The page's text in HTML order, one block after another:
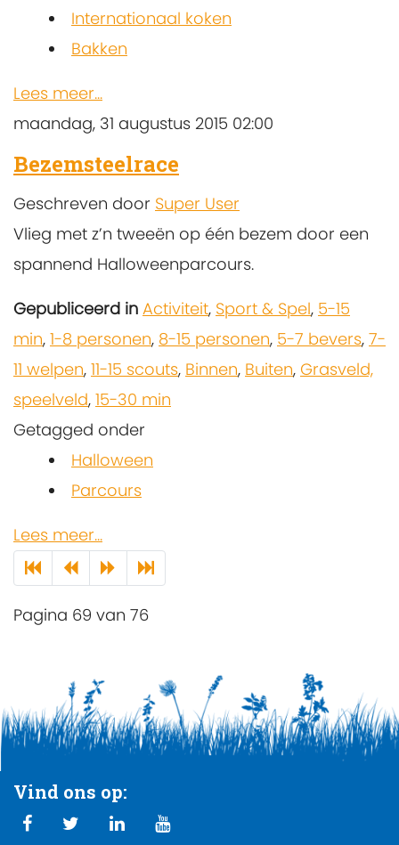
Internationaal koken
Bakken
Lees meer...
maandag, 31 augustus 2015 02:00
Bezemsteelrace
Geschreven door Super User
Vlieg met z’n tweeën op één bezem door een
spannend Halloweenparcours.
Gepubliceerd in Activiteit, Sport & Spel, 5-15
min, 1-8 personen, 8-15 personen, 5-7 bevers, 7-
11 welpen, 11-15 scouts, Binnen, Buiten, Grasveld,
speelveld, 15-30 min
Getagged onder
Halloween
Parcours
Lees meer...
Pagina 69 van 76
Vind ons op: